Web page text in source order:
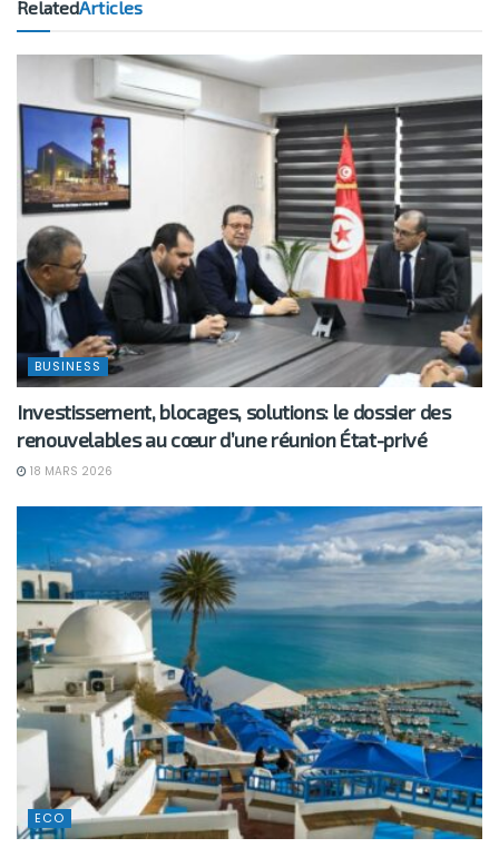
RelatedArticles
BUSINESS
Investissement, blocages, solutions: le dossier des
renouvelables au cœur d’une réunion État-privé
18 MARS 2026
ECO